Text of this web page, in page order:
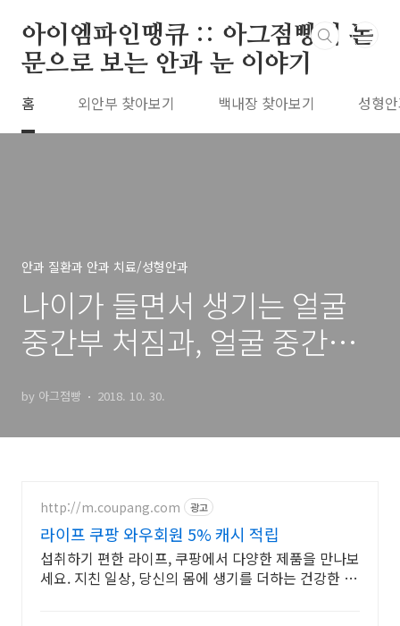
아이엠파인땡큐 :: 아그점빵의 논
문으로 보는 안과 눈 이야기
홈 외안부 찾아보기 백내장 찾아보기 성형
안과 질환과 안과 치료/성형안과
나이가 들면서 생기는 얼굴
중간부 처짐과, 얼굴 중간부
SOOF Lift
by 아그점빵 2018. 10. 30.
http://m.coupang.com 광고
라이프 쿠팡 와우회원 5% 캐시 적립
섭취하기 편한 라이프, 쿠팡에서 다양한 제품을 만나보
세요. 지친 일상, 당신의 몸에 생기를 더하는 건강한 선